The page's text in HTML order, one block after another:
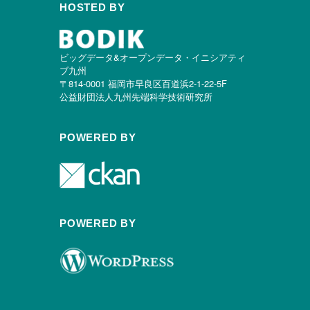
HOSTED BY
ビッグデータ&オープンデータ・イニシアティ
ブ九州
〒814-0001 福岡市早良区百道浜2-1-22-5F
公益財団法人九州先端科学技術研究所
POWERED BY
POWERED BY